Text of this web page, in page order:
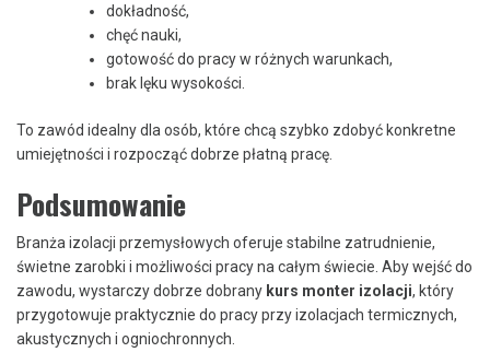
dokładność,
chęć nauki,
gotowość do pracy w różnych warunkach,
brak lęku wysokości.
To zawód idealny dla osób, które chcą szybko zdobyć konkretne
umiejętności i rozpocząć dobrze płatną pracę.
Podsumowanie
Branża izolacji przemysłowych oferuje stabilne zatrudnienie,
świetne zarobki i możliwości pracy na całym świecie. Aby wejść do
zawodu, wystarczy dobrze dobrany kurs monter izolacji, który
przygotowuje praktycznie do pracy przy izolacjach termicznych,
akustycznych i ogniochronnych.